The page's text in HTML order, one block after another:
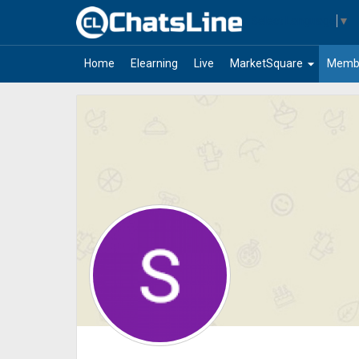
▼
Home Elearning Live arrow_drop_down
MarketSquare